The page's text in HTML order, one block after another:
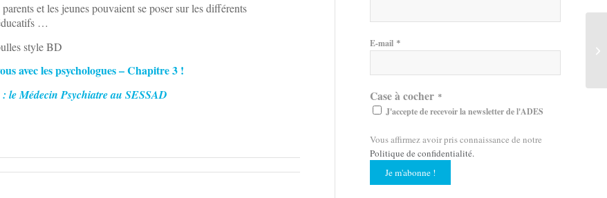
et les jeunes pouvaient se poser sur les différents
…
style BD
avec les psychologues – Chapitre 3 !
le Médecin Psychiatre au SESSAD
E-mail *
Case à cocher *
J'accepte de recevoir la newsletter de l'ADES
Vous affirmez avoir pris connaissance de notre
Politique de confidentialité.